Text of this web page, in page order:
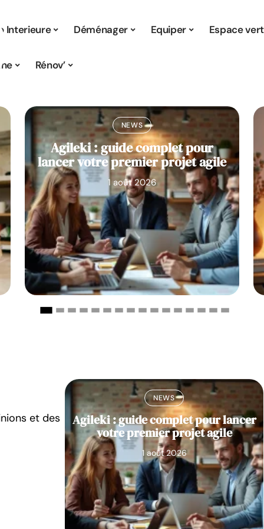
Interieure Déménager Equiper Espace vert
Rénov’
NEWS
Agileki : guide complet pour
lancer votre premier projet agile
1 août 2026
et des
2025 :
NEWS
Agileki : guide complet pour lancer
votre premier projet agile
1 août 2026